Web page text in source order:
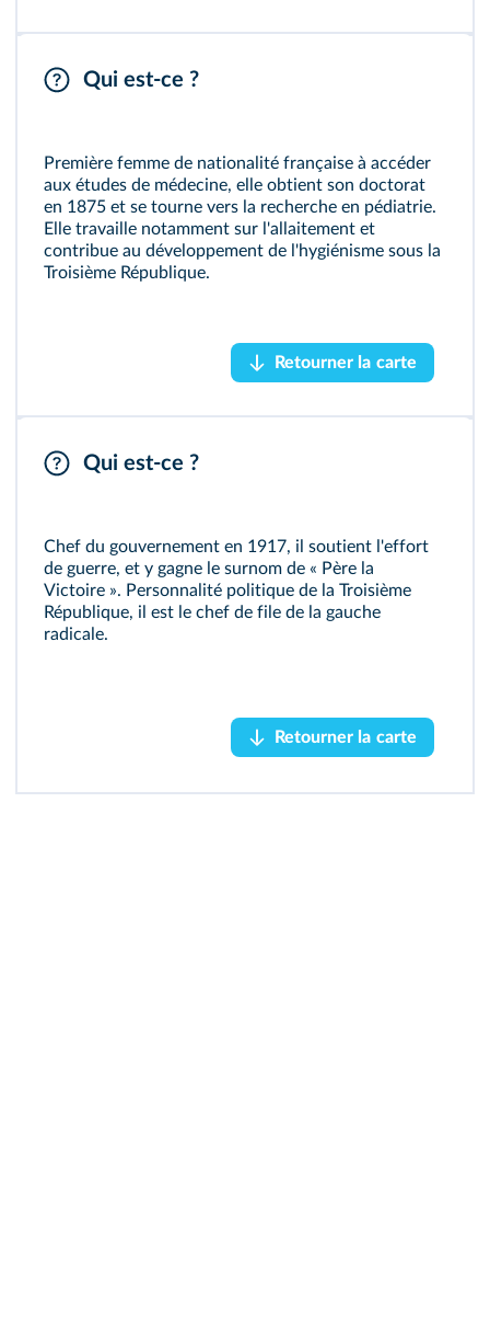
Qui est‑ce ?
Première femme de nationalité française à accéder
aux études de médecine, elle obtient son doctorat
en 1875 et se tourne vers la recherche en pédiatrie.
Elle travaille notamment sur l'allaitement et
contribue au développement de l'hygiénisme sous la
Troisième République.
Retourner la carte
Madeleine Brès (1842‑1921)
Retourner la carte
Qui est‑ce ?
Chef du gouvernement en 1917, il soutient l'effort
de guerre, et y gagne le surnom de « Père la
Victoire ». Personnalité politique de la Troisième
République, il est le chef de file de la gauche
radicale.
Retourner la carte
Georges Clemenceau (1841‑1929)
Retourner la carte